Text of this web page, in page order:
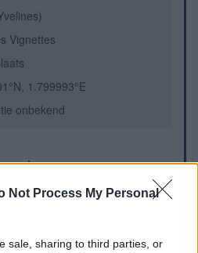
Not Process My Personal
sale, sharing to third parties, or
Vignettes
1.799993°E
onbekend
du jardin devant l'église.